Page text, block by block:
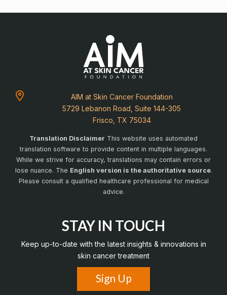
AIM at Skin Cancer Foundation
5729 Lebanon Road, Suite 144-305
Frisco, TX 75034
Translation Disclaimer This website uses automated
translation software to provide content in multiple languages.
While we strive for accuracy, translations may contain errors or
lose nuance. The English version is the authoritative source.
Please consult a qualified healthcare professional for medical
advice.
STAY IN TOUCH
Keep up-to-date with the latest insights & innovations in
skin cancer treatment
Sign Up